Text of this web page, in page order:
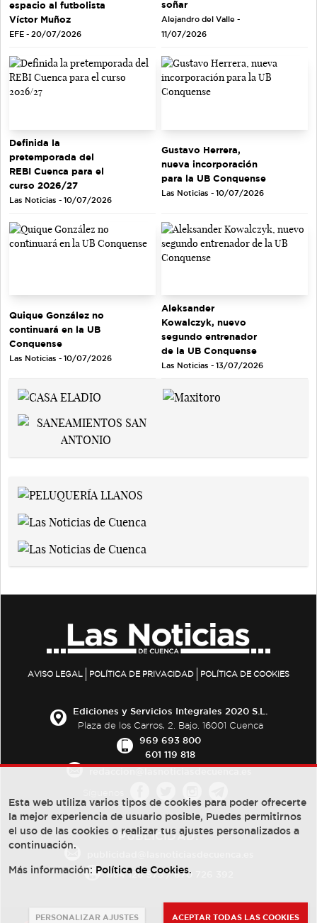
espacio al futbolista
Víctor Muñoz
EFE - 20/07/2026
soñar
Alejandro del Valle -
11/07/2026
Definida la
pretemporada del
REBI Cuenca para el
curso 2026/27
Las Noticias - 10/07/2026
Gustavo Herrera,
nueva incorporación
para la UB Conquense
Las Noticias - 10/07/2026
Quique González no
continuará en la UB
Conquense
Las Noticias - 10/07/2026
Aleksander
Kowalczyk, nuevo
segundo entrenador
de la UB Conquense
Las Noticias - 13/07/2026
AVISO LEGAL POLÍTICA DE PRIVACIDAD POLÍTICA DE COOKIES
Ediciones y Servicios Integrales 2020 S.L.
Plaza de los Carros, 2. Bajo. 16001 Cuenca
969 693 800
601 119 818
PUBLICIDAD:
684 126 573/670 726 392
Esta web utiliza varios tipos de cookies para poder ofrecerte
la mejor experiencia de usuario posible, Puedes permitirnos
el uso de las cookies o realizar tus ajustes personalizados a
continuación.
Más información: Política de Cookies.
PERSONALIZAR AJUSTES ACEPTAR TODAS LAS COOKIES